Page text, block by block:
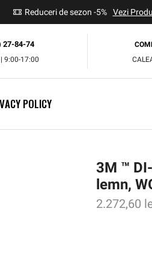
Reduceri de sezon -5% Vezi
27-84-74
| 9:00-17:00
POLICY
3M ™
lemn,
2.272,60